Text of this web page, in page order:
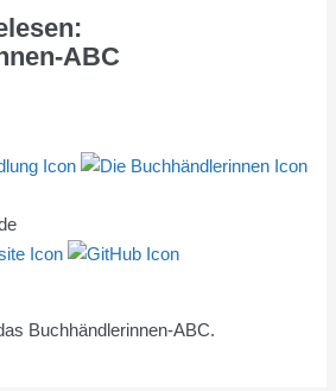
ABC
Buchhändlerinnen-ABC.